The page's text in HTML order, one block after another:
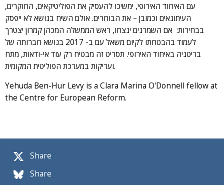
Share
Share
עם האיחוד האירופי, ימשיכו להעסיק את הפוליטיקאים, החוקרים,
העיתונאים וכמובן – את הבוחרים. אולם השיח בנושא לא ייפסק
בבחירות: אם השמרנים ינצחו, ראש הממשלה המכהן קמרון יצטרך
לעמוד בהבטחתו לקיום משאל עם ב- 2017 בנושא חברותה של
בריטניה באיחוד האירופי. תסריט זה מבטיח רק עוד אי-ודאות, מתח
ועריקות במערכת הפוליטית המקומית.
Yehuda Ben-Hur Levy is a Clara Marina O'Donnell fellow at
the Centre for European Reform.